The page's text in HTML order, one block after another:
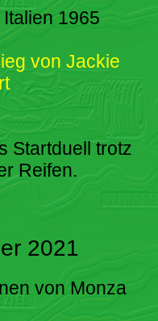
1965
von Jackie
Startduell trotz
Reifen.
2021
von Monza